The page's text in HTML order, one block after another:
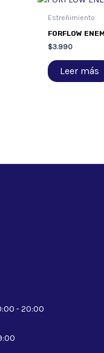
Estreñimiento
FORFLOW
$3.990
Leer más
- 20:00